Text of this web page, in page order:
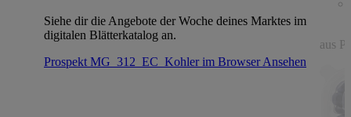
Siehe dir die Angebote der Woche deines Marktes im
digitalen Blätterkatalog an.
Prospekt MG_312_EC_Kohler im BrowserAnsehen
aus